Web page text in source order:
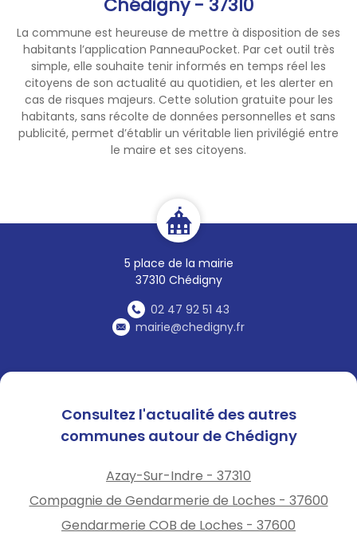
La commune est heureuse de mettre à disposition de ses
habitants l’application PanneauPocket. Par cet outil très
simple, elle souhaite tenir informés en temps réel les
citoyens de son actualité au quotidien, et les alerter en
cas de risques majeurs. Cette solution gratuite pour les
habitants, sans récolte de données personnelles et sans
publicité, permet d’établir un véritable lien privilégié entre
le maire et ses citoyens.
5 place de la mairie
37310 Chédigny
02 47 92 51 43
mairie@chedigny.fr
concerne les activités de
loisirs pouvant générer tout
départ de feu.
Les activités agricoles et
forestières doivent
également respecter les
prescriptions de l'arrêté
(moyens préventifs sur place
La circulation routière hors
route goudronnée est
classés à risque (voir annexe
Plus d'informations :
https://www.indre-et-
incendies
Consultez l'actualité des autres
communes autour de Chédigny
Azay-Sur-Indre - 37310
Compagnie de Gendarmerie de Loches - 37600
Gendarmerie COB de Loches - 37600